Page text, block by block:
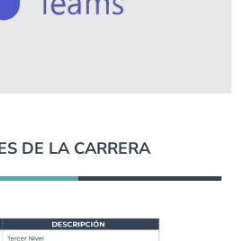
DE LA CARRERA